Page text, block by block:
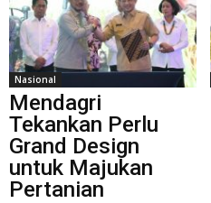
Nasional
Mendagri
Tekankan Perlu
Grand Design
untuk Majukan
Pertanian